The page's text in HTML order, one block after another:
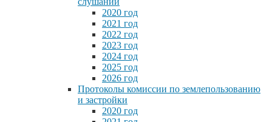
2020 год
2021 год
2022 год
2023 год
2024 год
2025 год
2026 год
Протоколы комиссии по землепользованию
и застройки
2020 год